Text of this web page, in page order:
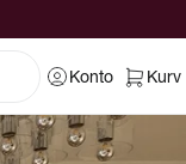
Konto Kurv